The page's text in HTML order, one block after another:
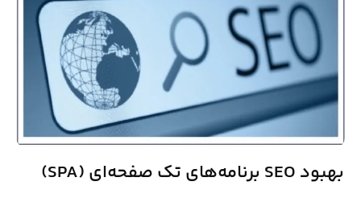
بهبود SEO برنامه‌های تک صفحه‌ای (SPA)